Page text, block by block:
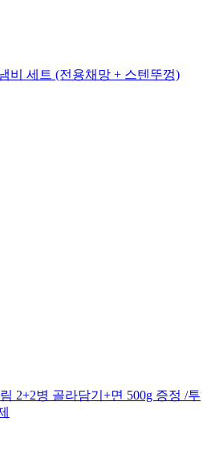
비 세트 (전용채망 + 스텐뚜껑)
2+2병 골라담기+면 500g 증정 /투